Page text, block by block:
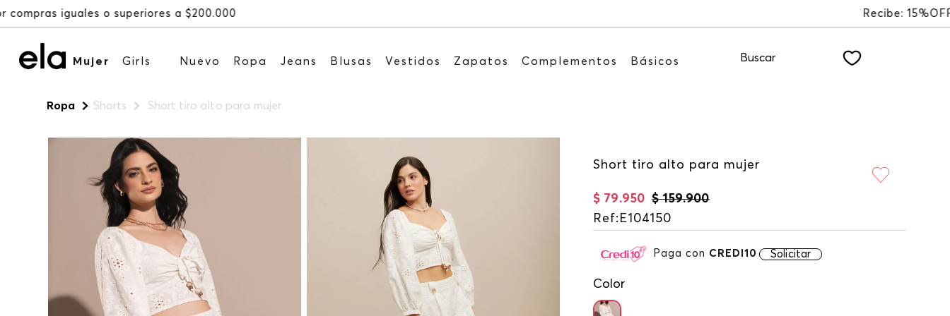
Mujer Girls Nuevo Ropa Jeans Blusas Vestidos Zapatos Complementos Básicos Buscar
Ropa Shorts Short tiro alto para mujer
Short tiro alto para mujer
$ 159.900
$ 79.950
Ref: E104150
Paga con CREDI10 Solicitar
Color